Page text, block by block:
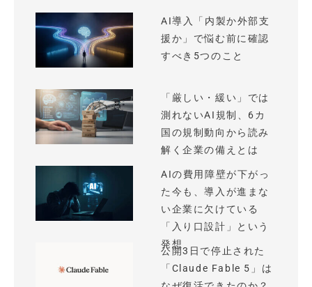
AI導入「内製か外部支
援か」で悩む前に確認
すべき5つのこと
「厳しい・緩い」では
測れないAI規制、6カ
国の規制動向から読み
解く企業の備えとは
AIの費用障壁が下がっ
た今も、導入が進まな
い企業に欠けている
「入り口設計」という
発想
公開3日で停止された
「Claude Fable 5」は